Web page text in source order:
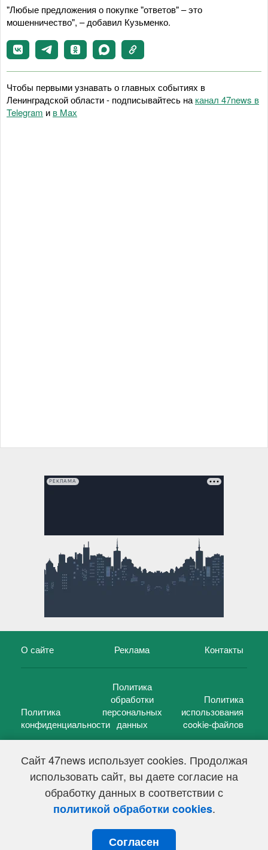
Сайт 47news использует cookies. Продолжая
использовать сайт, вы даете согласие на
обработку данных в соответствии с
политикой обработки cookies.
Согласен
"Любые предложения о покупке "ответов" – это
мошенничество", – добавил Кузьменко.
Чтобы первыми узнавать о главных событиях в
Ленинградской области - подписывайтесь на канал 47news в
Telegram и в Maх
РЕКЛАМА
О сайте Реклама Контакты
Политика
конфиденциальности
Политика
обработки
персональных
данных
Политика
использования
cookie-файлов
47 новостей (47 news)2005 — 2026 г.
Свидетельство о регистрации СМИ Эл № ФС 77-39848, выдано
Федеральной службой по надзору в сфере связи,
информационных технологий и массовых коммуникаций